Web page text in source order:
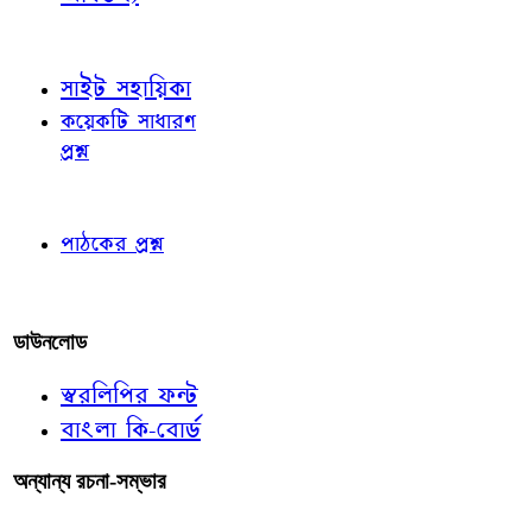
সাইট সহায়িকা
কয়েকটি সাধারণ
প্রশ্ন
পাঠকের প্রশ্ন
ডাউনলোড
স্বরলিপির ফন্ট
বাংলা কি-বোর্ড
অন্যান্য রচনা-সম্ভার